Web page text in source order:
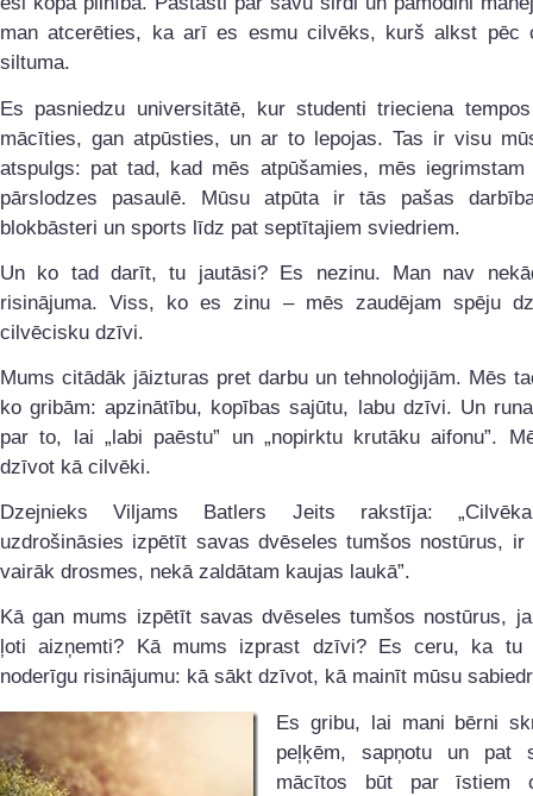
man atcerēties, ka arī es esmu cilvēks, kurš alkst pēc
siltuma.
Es pasniedzu universitātē, kur studenti trieciena
mācīties, gan atpūsties, un ar to lepojas. Tas ir visu
atspulgs: pat tad, kad mēs atpūšamies, mēs iegrimstam
pārslodzes pasaulē. Mūsu atpūta ir tās pašas
blokbāsteri un sports līdz pat septītajiem sviedriem.
Un ko tad darīt, tu jautāsi? Es nezinu. Man nav
risinājuma. Viss, ko es zinu – mēs zaudējam spēju
cilvēcisku dzīvi.
Mums citādāk jāizturas pret darbu un tehnoloģijām. Mēs
ko gribām: apzinātību, kopības sajūtu, labu dzīvi. Un
par to, lai „labi paēstu” un „nopirktu krutāku aifonu”.
dzīvot kā cilvēki.
Dzejnieks Viljams Batlers Jeits rakstīja:
uzdrošināsies izpētīt savas dvēseles tumšos nostūrus, ir
vairāk drosmes, nekā zaldātam kaujas laukā”.
Kā gan mums izpētīt savas dvēseles tumšos nostūrus,
ļoti aizņemti? Kā mums izprast dzīvi? Es ceru, ka tu
noderīgu risinājumu: kā sākt dzīvot, kā mainīt mūsu
Es gribu, lai mani bērni
peļķēm, sapņotu un pat
mācītos būt par īstiem